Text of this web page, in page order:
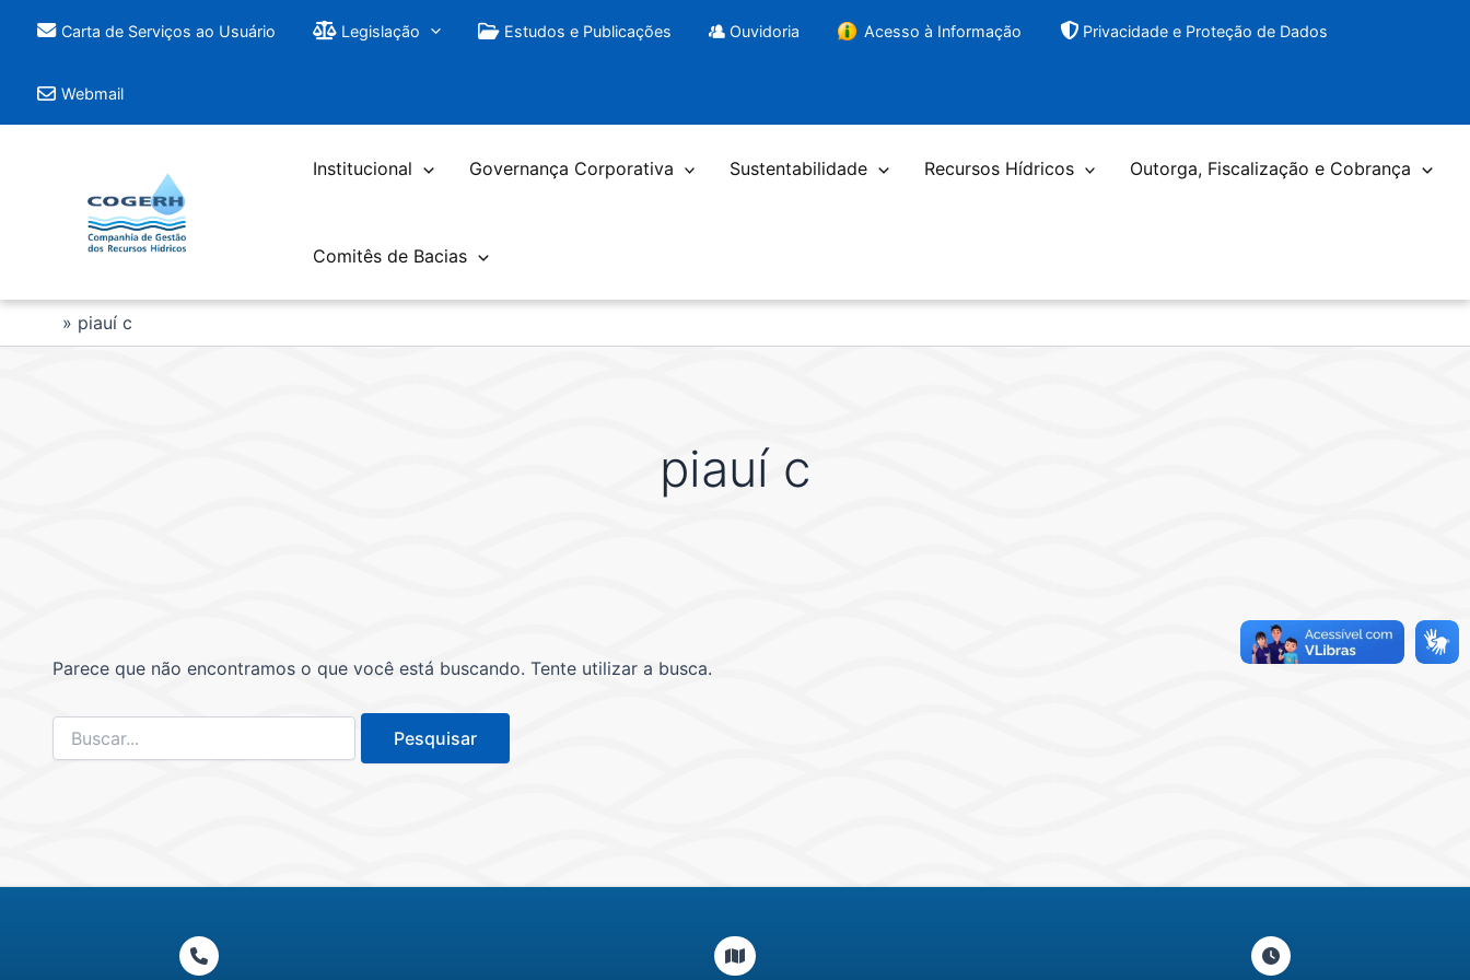
conteúdo
Carta de Serviços ao Usuário Legislação Estudos e Publicações Ouvidoria Acesso à Informação Privacidade e Proteção de Dados
Webmail
Institucional Governança Corporativa Sustentabilidade Recursos Hídricos Outorga, Fiscalização e Cobrança
Comitês de Bacias
piauí c
piauí c
Parece que não encontramos o que você está buscando. Tente utilizar a busca.
Pesquisar
por: